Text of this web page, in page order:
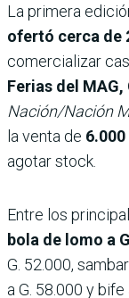
La primera
ofertó cerca de
comercializar
Ferias del
Nación/Nación
la venta de
agotar stock.
Entre los
bola de lomo a
G. 52.000,
a G. 58.000 y bife